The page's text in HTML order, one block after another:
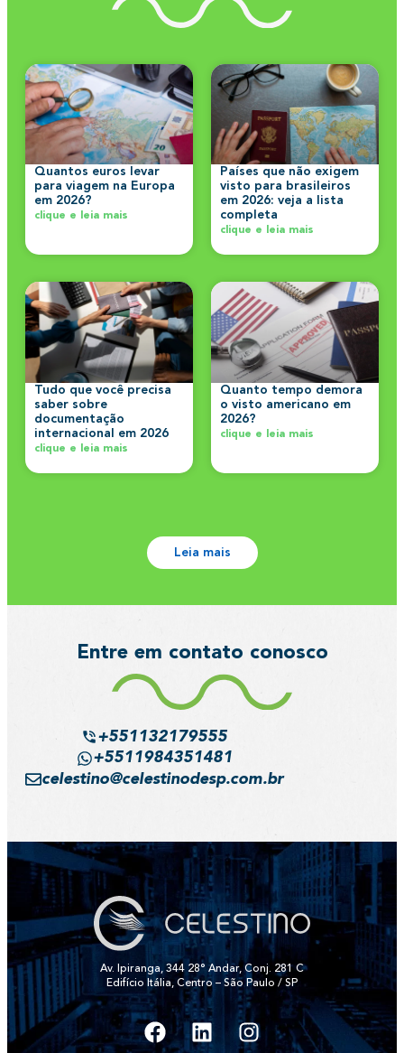
Quantos euros levar
para viagem na Europa
em 2026?
clique e leia mais
Países que não exigem
visto para brasileiros
em 2026: veja a lista
completa
clique e leia mais
Tudo que você precisa
saber sobre
documentação
internacional em 2026
clique e leia mais
Quanto tempo demora
o visto americano em
2026?
clique e leia mais
Leia mais
Entre em contato conosco
+551132179555
+5511984351481
celestino@celestinodesp.com.br
Av. Ipiranga, 344 28° Andar, Conj. 281 C
Edifício Itália, Centro – São Paulo / SP